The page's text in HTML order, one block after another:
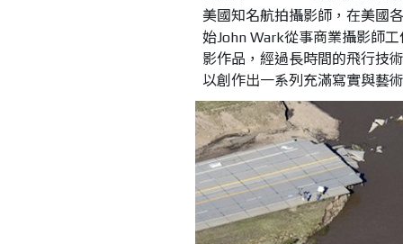
美國知名航拍攝影師，在美國
始John Wark從事商業攝影師
影作品，經過長時間的飛行技
以創作出一系列充滿寫實與藝